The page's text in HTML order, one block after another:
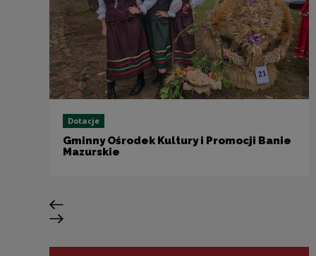
Dotacje
Gminny Ośrodek Kultury i Promocji Banie
Mazurskie
Poprzedni slajd
Następny slajd